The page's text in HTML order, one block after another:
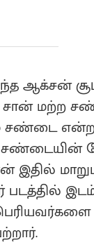
ஆக்சன்
சான் மற்ற
சண்டை என்ற
சண்டையின்
இதில்